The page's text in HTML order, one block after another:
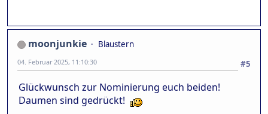
moonjunkie
Blaustern
#5
04. Februar 2025, 11:10:30
Glückwunsch zur Nominierung euch beiden!
Daumen sind gedrückt!